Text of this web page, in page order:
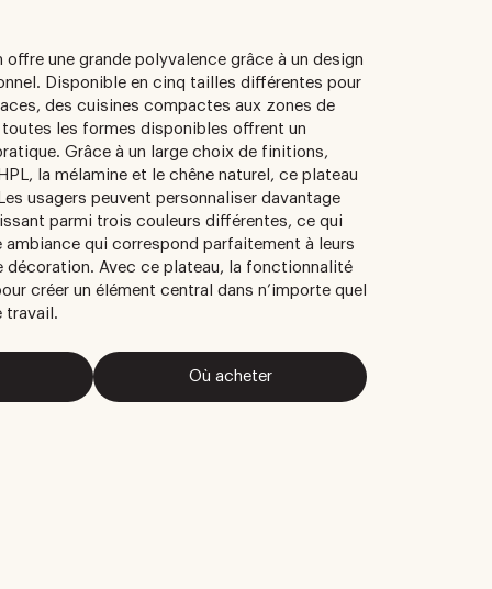
offre une grande polyvalence grâce à un design
Disponible en cinq tailles différentes pour
des cuisines compactes aux zones de
les formes disponibles offrent un
Grâce à un large choix de finitions,
la mélamine et le chêne naturel, ce plateau
usagers peuvent personnaliser davantage
parmi trois couleurs différentes, ce qui
ambiance qui correspond parfaitement à leurs
décoration. Avec ce plateau, la fonctionnalité
créer un élément central dans n’importe quel
travail.
Où acheter